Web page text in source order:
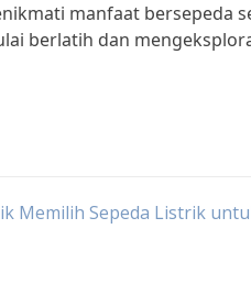
manfaat bersepeda
berlatih dan
Memilih Sepeda Listrik